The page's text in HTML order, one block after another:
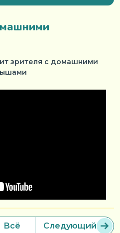
зрителя с домашними
Всё Следующий